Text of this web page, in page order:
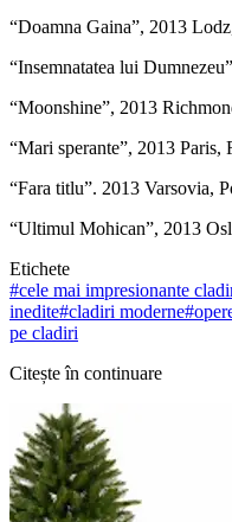
“Doamna Gaina”, 2013
“Insemnatatea lui
“Moonshine”, 2013
“Mari sperante”, 2013 Paris,
“Fara titlu”. 2013 Varsovia,
“Ultimul Mohican”, 2013
Etichete
#cele mai impresionante
inedite#cladiri moderne#
pe cladiri
Citește în continuare